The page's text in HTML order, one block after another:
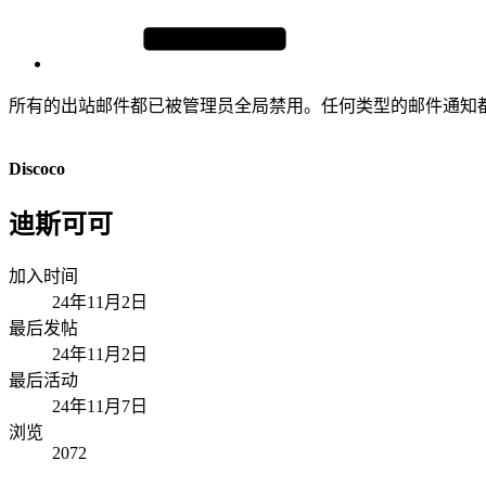
所有的出站邮件都已被管理员全局禁用。任何类型的邮件通知
Discoco
迪斯可可
加入时间
24年11月2日
最后发帖
24年11月2日
最后活动
24年11月7日
浏览
2072